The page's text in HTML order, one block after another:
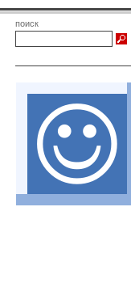
поиск